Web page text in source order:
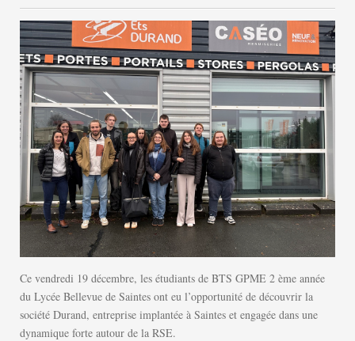
Ce vendredi 19 décembre, les étudiants de BTS GPME 2 ème année
du Lycée Bellevue de Saintes ont eu l’opportunité de découvrir la
société Durand, entreprise implantée à Saintes et engagée dans une
dynamique forte autour de la RSE.